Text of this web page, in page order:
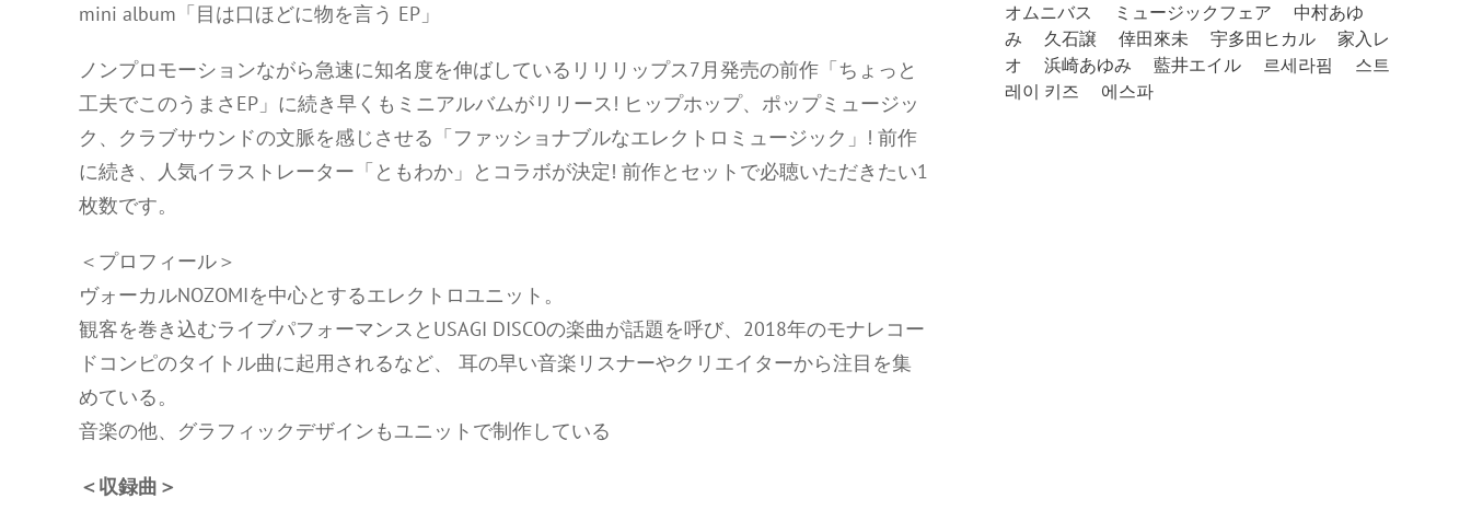
mini album「目は口ほどに物を言う EP」
ノンプロモーションながら急速に知名度を伸ばしているリリリップス7月発売の前作「ちょっと
工夫でこのうまさEP」に続き早くもミニアルバムがリリース! ヒップホップ、ポップミュージッ
ク、クラブサウンドの文脈を感じさせる「ファッショナブルなエレクトロミュージック」! 前作
に続き、人気イラストレーター「ともわか」とコラボが決定! 前作とセットで必聴いただきたい1
枚数です。
＜プロフィール＞
ヴォーカルNOZOMIを中心とするエレクトロユニット。
観客を巻き込むライブパフォーマンスとUSAGI DISCOの楽曲が話題を呼び、2018年のモナレコー
ドコンピのタイトル曲に起用されるなど、 耳の早い音楽リスナーやクリエイターから注目を集
めている。
音楽の他、グラフィックデザインもユニットで制作している
＜収録曲＞
オムニバス
ミュージックフェア
中村あゆ
み
久石譲 倖田來未 宇多田ヒカル
家入レ
オ
浜崎あゆみ 藍井エイル 르세라핌
스트
레이 키즈
에스파